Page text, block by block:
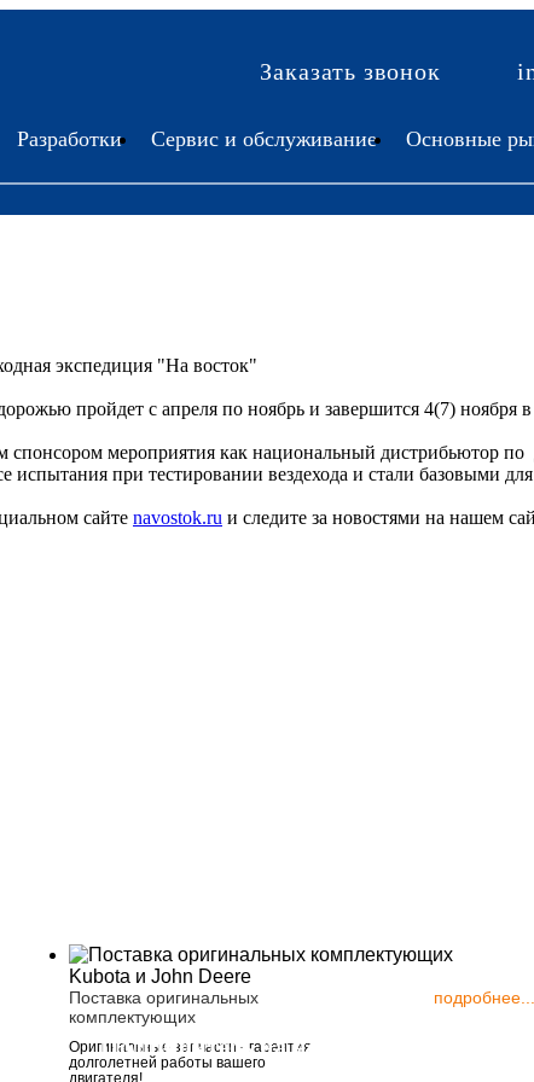
Заказать звонок
Разработки Сервис и обслуживание Основные
экспедиция "На восток"
пройдет с апреля по ноябрь и завершится 4(7) ноября
мероприятия как национальный дистрибьютор
при тестировании вездехода и стали базовыми
сайте navostok.ru и следите за новостями на нашем
Поставка оригинальных
комплектующих
Оригинальные запчасти - гарантия
долголетней работы вашего
двигателя!
подробнее...
Подпишитесь на новости
111123,
шоссе